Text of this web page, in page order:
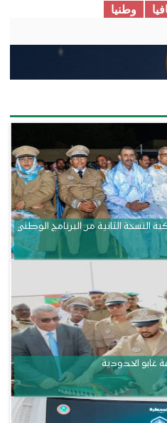
وطنیا
النسخة الثانية من البرنامج الوطني
غابو الحدودية